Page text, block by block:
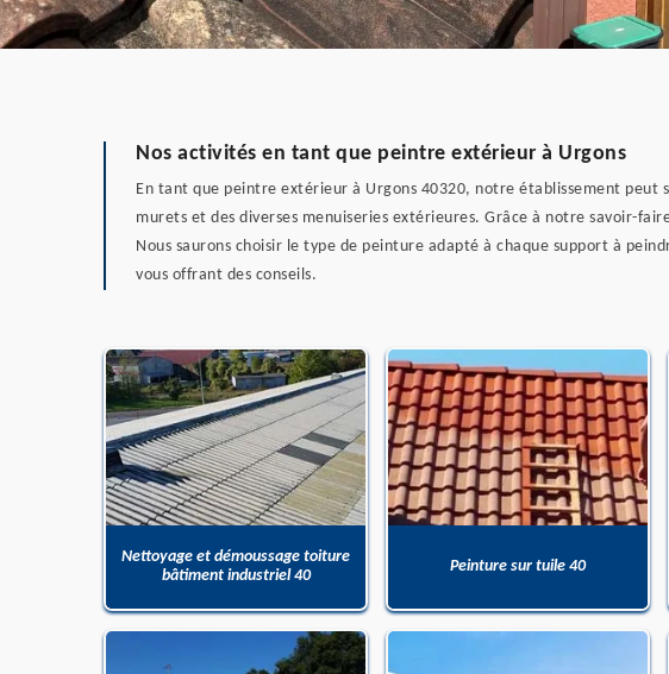
Nos activités en tant que peintre extérieur à Urgons
En tant que peintre extérieur à Urgons 40320, notre établissement peut
murets et des diverses menuiseries extérieures. Grâce à notre savoir-
Nous saurons choisir le type de peinture adapté à chaque support à
vous offrant des conseils.
Nettoyage et démoussage toiture
bâtiment industriel 40
Peinture sur tuile 40